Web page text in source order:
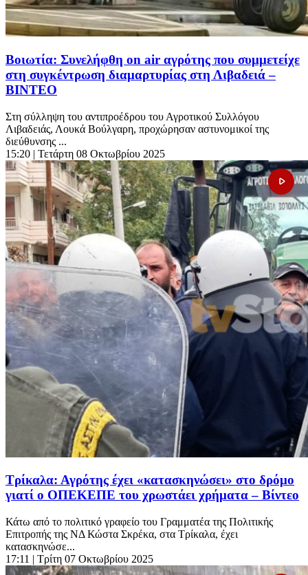
Βοιωτία: Συνελήφθη on air αγρότης που συμμετείχε
στη συγκέντρωση διαμαρτυρίας στη Λιβαδειά –
ΒΙΝΤΕΟ
Στη σύλληψη του αντιπροέδρου του Αγροτικού Συλλόγου
Λιβαδειάς, Λουκά Βούλγαρη, προχώρησαν αστυνομικοί της
διεύθυνσης ...
15:20 | Τετάρτη 08 Οκτωβρίου 2025
Τρίκαλα: Αγρότης έχει «κατασκηνώσει» στο δρόμο
γιατί ο ΟΠΕΚΕΠΕ του χρωστάει χρήματα – Βίντεο
Κάτω από το πολιτικό γραφείο του Γραμματέα της Πολιτικής
Επιτροπής της ΝΔ Κώστα Σκρέκα, στα Τρίκαλα, έχει
κατασκηνώσε...
17:11 | Τρίτη 07 Οκτωβρίου 2025